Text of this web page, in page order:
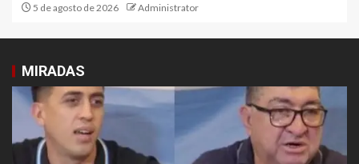
5 de agosto de 2026 Administrator
MIRADAS